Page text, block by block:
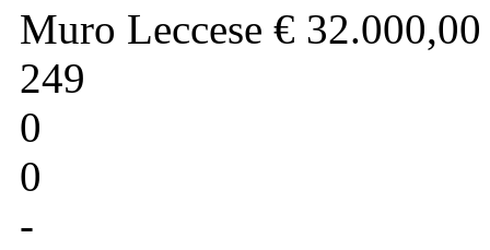
Muro Leccese € 32.000,00
249
0
0
-